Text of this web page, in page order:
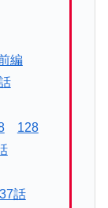
編
128
話